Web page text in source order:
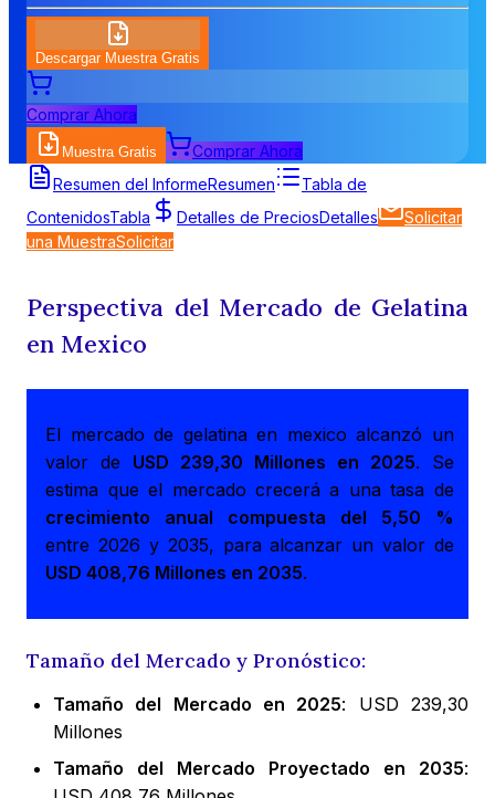
Descargar Muestra Gratis
Comprar Ahora
Muestra Gratis
Comprar Ahora
Resumen del InformeResumen
Tabla de
ContenidosTabla Detalles de PreciosDetalles
Solicitar
una MuestraSolicitar
Perspectiva del Mercado de Gelatina
en Mexico
El mercado de gelatina en mexico alcanzó un
valor de USD 239,30 Millones en 2025. Se
estima que el mercado crecerá a una tasa de
crecimiento anual compuesta del 5,50 %
entre 2026 y 2035, para alcanzar un valor de
USD 408,76 Millones en 2035.
Tamaño del Mercado y Pronóstico:
Tamaño del Mercado en 2025: USD 239,30
Millones
Tamaño del Mercado Proyectado en 2035: